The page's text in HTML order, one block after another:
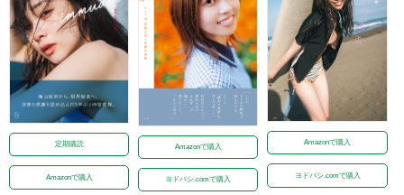
定期購読
Amazonで購入
Amazonで購入
ヨドバシ.comで購入
Amazonで購入
ヨドバシ.comで購入